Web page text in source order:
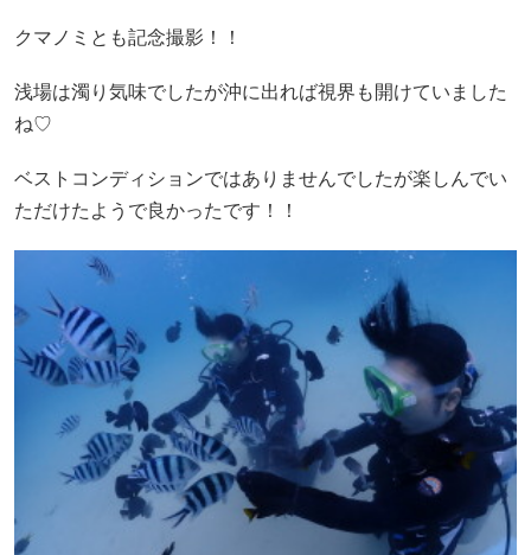
クマノミとも記念撮影！！
浅場は濁り気味でしたが沖に出れば視界も開けていました
ね♡
ベストコンディションではありませんでしたが楽しんでい
ただけたようで良かったです！！